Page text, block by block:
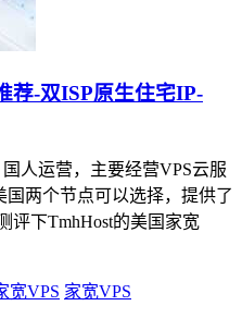
荐-双ISP原生住宅IP-
人运营，主要经营VPS云服
两个节点可以选择，提供了
评下TmhHost的美国家宽
宽VPS 家宽VPS